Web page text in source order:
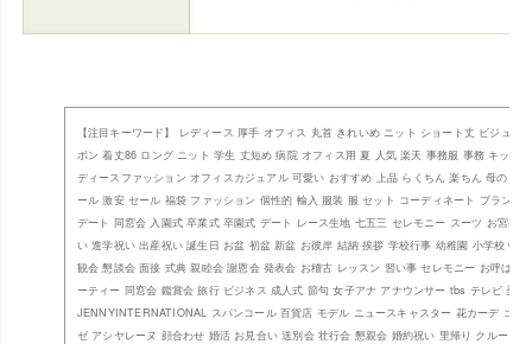
【注目キーワード】 レディース 厚手 オフィス 丸首 きれいめ ニット ショート丈 ビジュ
ボン 着丈86 ロング ニット 学生 丈短め 病院 オフィス用 夏 人気 楽天 事務服 事務 キッズ
ディースファッション オフィスカジュアル 可愛い おすすめ 上品 らくちん 楽ちん 母の日
ール 激安 セール 福袋 ファッション 個性的 輸入 服装 服 セット コーディネート ブランド
デート 同窓会 入園式 卒業式 卒園式 デート レース生地 七五三 セレモニー スーツ お宮参
い 進学祝い 出産祝い 誕生日 お盆 初盆 新盆 お彼岸 結納 挨拶 学校行事 幼稚園 小学校 中
観会 懇談会 面接 式典 親睦会 謝恩会 発表会 お稽古 レッスン 習い事 セレモニー お呼ばれ
ーティー 同窓会 鑑賞会 旅行 ビジネス 成人式 節句 女子アナ アナウンサー tbs テレビ 美
JENNYINTERNATIONAL スパンコール 百貨店 モデル ニュースキャスター 花カーデ ゴー
ゼ アシヤレーヌ 顔合わせ 婚活 お見合い 送別会 壮行会 懇親会 婚約祝い 里帰り クルーズ